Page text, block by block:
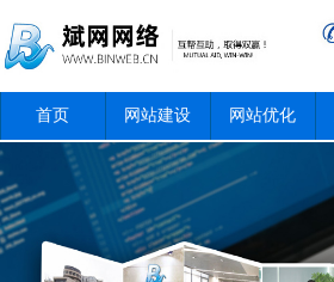
首页 网站建设 网站优化